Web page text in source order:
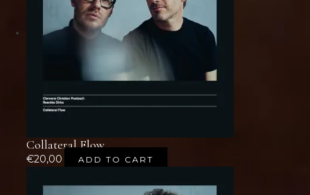
Collateral Flow
€20,00 ADD TO CART